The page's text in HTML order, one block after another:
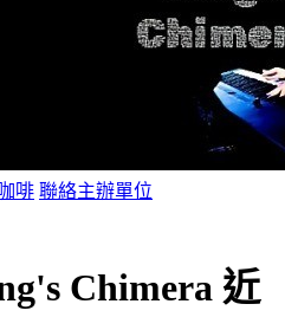
啡 聯絡主辦單位
Chimera 近